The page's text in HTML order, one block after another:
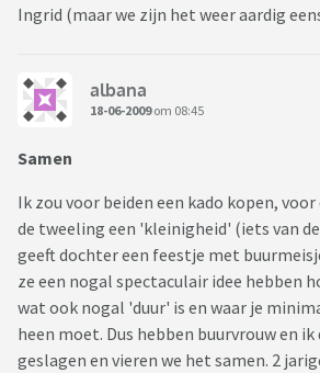
Ingrid (maar we zijn het weer aardig
albana
18-06-2009om 08:45
Samen
Ik zou voor beiden een kado kopen,
de tweeling een 'kleinigheid' (iets van
geeft dochter een feestje met
ze een nogal spectaculair idee hebben
wat ook nogal 'duur' is en waar je
heen moet. Dus hebben buurvrouw en ik
geslagen en vieren we het samen. 2